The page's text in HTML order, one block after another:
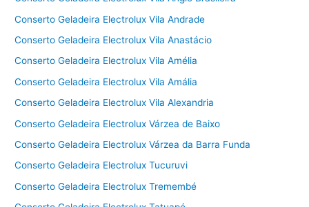
Conserto Geladeira Electrolux Vila Andrade
Conserto Geladeira Electrolux Vila Anastácio
Conserto Geladeira Electrolux Vila Amélia
Conserto Geladeira Electrolux Vila Amália
Conserto Geladeira Electrolux Vila Alexandria
Conserto Geladeira Electrolux Várzea de Baixo
Conserto Geladeira Electrolux Várzea da Barra Funda
Conserto Geladeira Electrolux Tucuruvi
Conserto Geladeira Electrolux Tremembé